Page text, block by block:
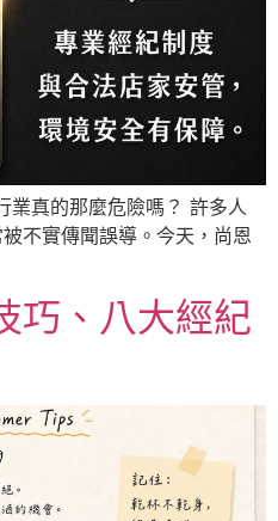
業真的那麼危險嗎？ 許多人
不實傳聞誤導。今天，尚恩
巧、八大經紀